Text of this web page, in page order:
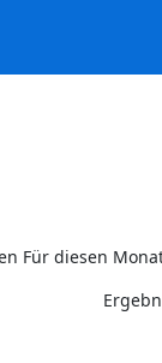
Für diesen